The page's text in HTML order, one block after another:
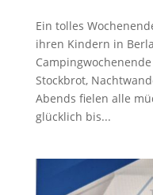
Ein tolles
ihren Kindern in
Stockbrot,
Abends fielen alle
glücklich bis...